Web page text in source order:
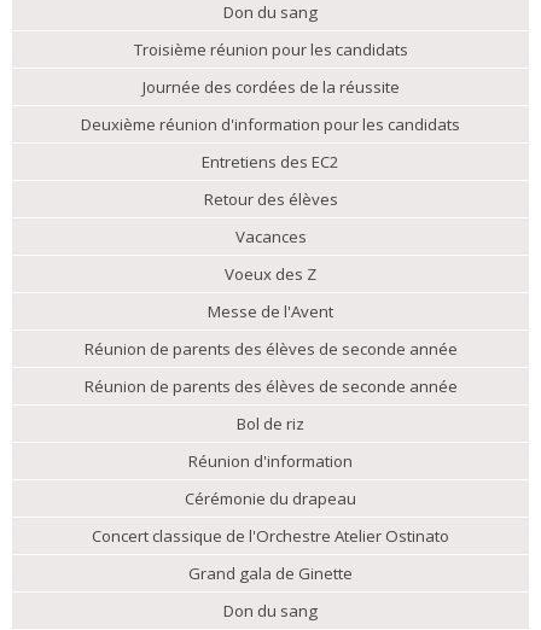
Don du sang
Troisième réunion pour les candidats
Journée des cordées de la réussite
Deuxième réunion d'information pour les candidats
Entretiens des EC2
Retour des élèves
Vacances
Voeux des Z
Messe de l'Avent
Réunion de parents des élèves de seconde année
Réunion de parents des élèves de seconde année
Bol de riz
Réunion d'information
Cérémonie du drapeau
Concert classique de l'Orchestre Atelier Ostinato
Grand gala de Ginette
Don du sang